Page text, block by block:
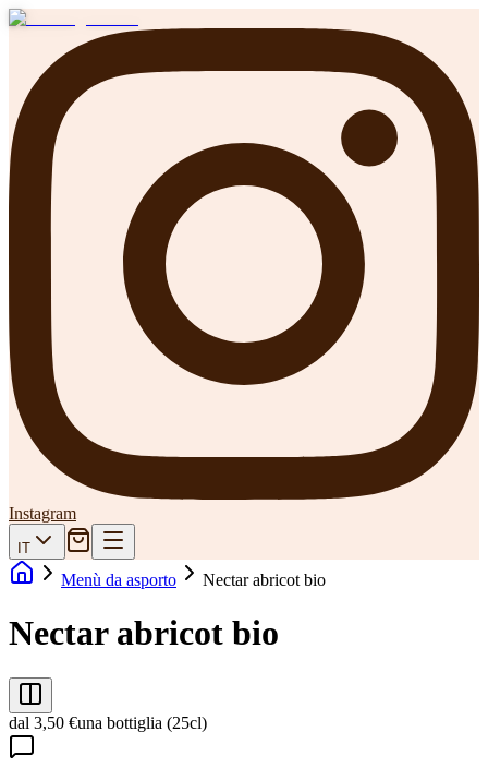
Instagram
IT
Menù da asporto Nectar abricot bio
Nectar abricot bio
dal 3,50 €una bottiglia (25cl)